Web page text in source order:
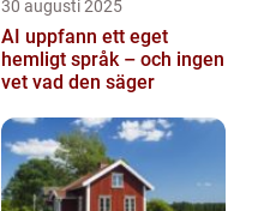
30 augusti 2025
AI uppfann ett eget
hemligt språk – och ingen
vet vad den säger